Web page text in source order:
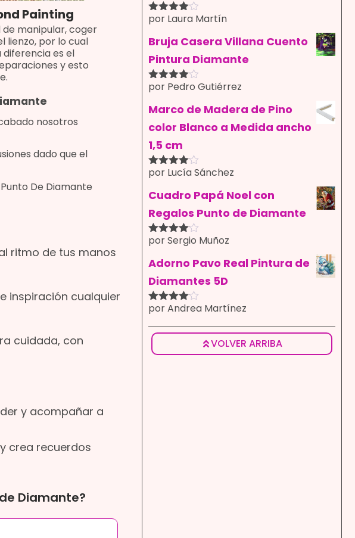
Painting
de manipular, coger
lienzo, por lo cual
diferencia es el
y esto
nosotros
dado que el
De Diamante
ritmo de tus manos
inspiración cualquier
cuidada, con
y acompañar a
crea recuerdos
Diamante?
Valorado
5
por Laura Martín
Bruja Casera Villana Cuento
Pintura Diamante
Valorado
5
por Pedro Gutiérrez
Marco de Madera de Pino
color Blanco a Medida ancho
1,5 cm
Valorado
5
por Lucía Sánchez
Cuadro Papá Noel con
Regalos Punto de Diamante
Valorado
5
por Sergio Muñoz
Adorno Pavo Real Pintura de
Diamantes 5D
Valorado
5
por Andrea Martínez
VOLVER ARRIBA